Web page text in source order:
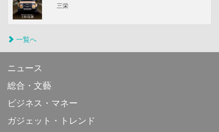
三栄
一覧へ
ニュース
総合・文藝
ビジネス・マネー
ガジェット・トレンド